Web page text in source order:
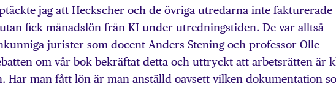
jag att Heckscher och de övriga utredarna inte fakturerade
fick månadslön från KI under utredningstiden. De var alltså
jurister som docent Anders Stening och professor Olle
om vår bok bekräftat detta och uttryckt att arbetsrätten är
Har man fått lön är man anställd oavsett vilken dokumentation